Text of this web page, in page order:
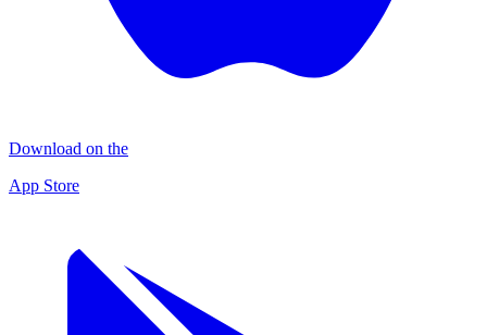
Download on the
App Store